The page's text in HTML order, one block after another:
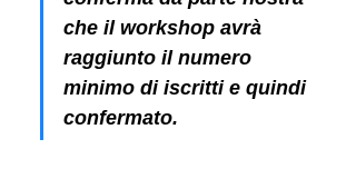
che il workshop avrà
raggiunto il numero
minimo di iscritti e quindi
confermato.